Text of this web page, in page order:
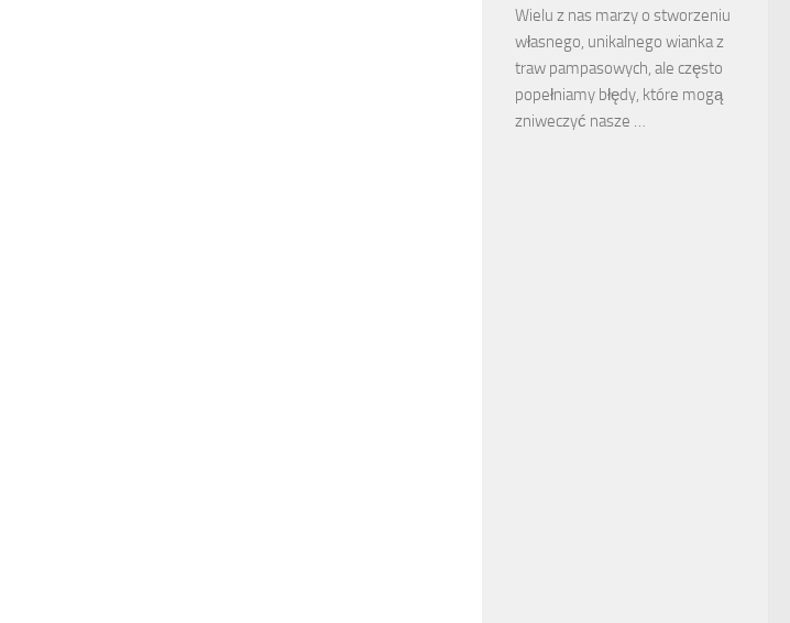
Wielu z nas marzy o stworzeniu
własnego, unikalnego wianka z
traw pampasowych, ale często
popełniamy błędy, które mogą
zniweczyć nasze …